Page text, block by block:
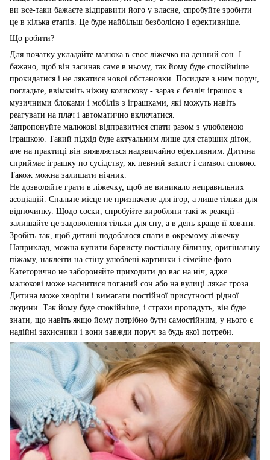
ви все-таки бажаєте відправити його у власне, спробуйте зробити
це в кілька етапів. Це буде найбільш безболісно і ефективніше.
Що робити?
Для початку укладайте малюка в своє ліжечко на денний сон. І
бажано, щоб він засинав саме в ньому, так йому буде спокійніше
прокидатися і не лякатися нової обстановки. Посидьте з ним поруч,
погладьте, ввімкніть ніжну колискову - зараз є безліч іграшок з
музичними блоками і мобілів з іграшками, які можуть навіть
реагувати на плач і автоматично включатися.
Запропонуйте малюкові відправитися спати разом з улюбленою
іграшкою. Такий підхід буде актуальним лише для старших діток,
але на практиці він виявляється надзвичайно ефективним. Дитина
сприймає іграшку по сусідству, як певний захист і символ спокою.
Також можна залишати нічник.
Не дозволяйте грати в ліжечку, щоб не виникало неправильних
асоціацій. Спальне місце не призначене для ігор, а лише тільки для
відпочинку. Щодо соски, спробуйте виробляти такі ж реакції -
залишайте це задоволення тільки для сну, а в день краще її ховати.
Зробіть так, щоб дитині подобалося спати в окремому ліжечку.
Наприклад, можна купити барвисту постільну білизну, оригінальну
піжаму, наклеїти на стіну улюблені картинки і сімейне фото.
Категорично не забороняйте приходити до вас на ніч, адже
малюкові може наснитися поганий сон або на вулиці лякає гроза.
Дитина може хворіти і вимагати постійної присутності рідної
людини. Так йому буде спокійніше, і страхи пропадуть, він буде
знати, що навіть якщо йому потрібно бути самостійним, у нього є
надійні захисники і вони завжди поруч за будь якої потреби.